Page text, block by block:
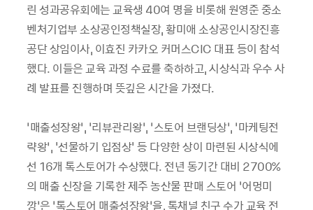
린 성과공유회에는 교육생 40여 명을 비롯해 원영준 중소
벤처기업부 소상공인정책실장, 황미애 소상공인시장진흥
공단 상임이사, 이효진 카카오 커머스CIC 대표 등이 참석
했다. 이들은 교육 과정 수료를 축하하고, 시상식과 우수 사
례 발표를 진행하며 뜻깊은 시간을 가졌다.
‘매출성장왕’, ‘리뷰관리왕’, ‘스토어 브랜딩상’, ‘마케팅전
략왕’, '선물하기 입점상' 등 다양한 상이 마련된 시상식에
선 16개 톡스토어가 수상했다. 전년 동기간 대비 2700%
의 매출 신장을 기록한 제주 농산물 판매 스토어 ‘어멍미
깡’은 ‘톡스토어 매출성장왕’을, 톡채널 친구 수가 교육 전